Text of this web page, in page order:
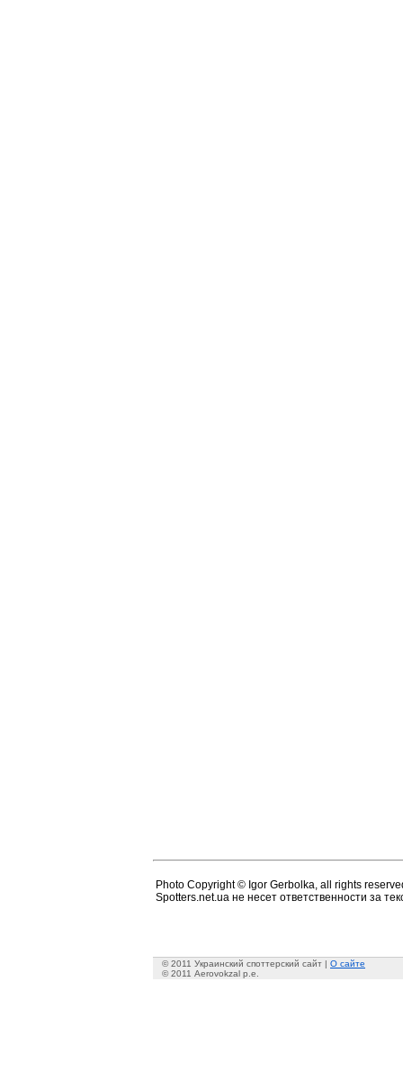
Photo Copyright © Igor Gerbolka, all rights
Spotters.net.ua не несет ответственности за
© 2011 Украинский споттерский сайт | О сайте
© 2011 Aerovokzal p.e.